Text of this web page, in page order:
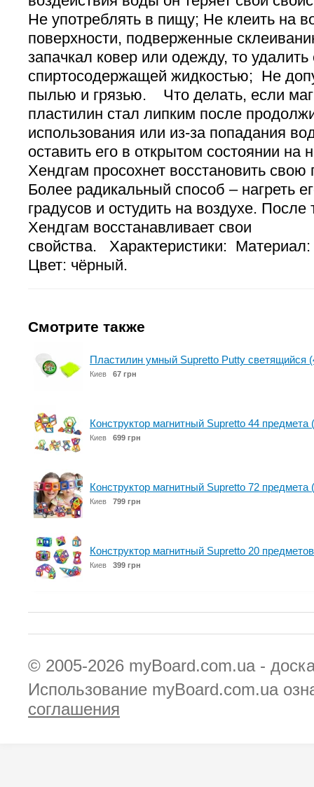
Не употреблять в пищу; Не клеить на
поверхности, подверженные
запачкал ковер или одежду, то
спиртосодержащей жидкостью; Не
пылью и грязью. Что делать, если
пластилин стал липким после
использования или из-за попадания
оставить его в открытом состоянии на
Хендгам просохнет восстановить свою
Более радикальный способ – нагреть
градусов и остудить на воздухе.
Хендгам восстанавливает свои
свойства. Характеристики: Материал:
Цвет: чёрный.
Смотрите также
Пластилин умный Supretto Putty светящийся
Киев 67 грн
Конструктор магнитный Supretto 44 предмета
Киев 699 грн
Конструктор магнитный Supretto 72 предмета
Киев 799 грн
Конструктор магнитный Supretto 20
Киев 399 грн
© 2005-2026 myBoard.com.ua -
Использование myBoard.com.ua
соглашения